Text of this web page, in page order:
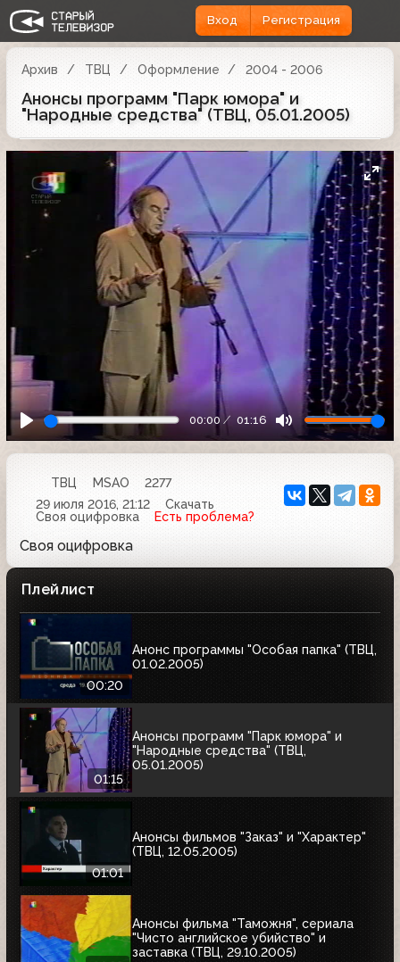
Вход Регистрация
Архив ТВЦ Оформление 2004 - 2006
Анонсы программ "Парк юмора" и
"Народные средства" (ТВЦ, 05.01.2005)
00:00 01:16
ТВЦ MSAO
2277
29 июля 2016, 21:12
Скачать
Своя оцифровка
Есть проблема?
Своя оцифровка
Плейлист
00:20
Анонс программы "Особая папка" (ТВЦ,
01.02.2005)
01:15
Анонсы программ "Парк юмора" и
"Народные средства" (ТВЦ,
05.01.2005)
01:01
Анонсы фильмов "Заказ" и "Характер"
(ТВЦ, 12.05.2005)
Анонсы фильма "Таможня", сериала
"Чисто английское убийство" и
заставка (ТВЦ, 29.10.2005)